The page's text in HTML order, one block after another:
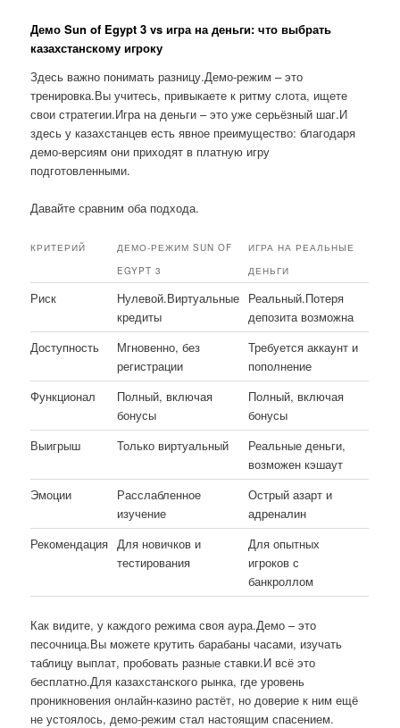
Демо Sun of Egypt 3 vs игра на деньги: что выбрать
казахстанскому игроку
Здесь важно понимать разницу.Демо-режим – это
тренировка.Вы учитесь, привыкаете к ритму слота, ищете
свои стратегии.Игра на деньги – это уже серьёзный шаг.И
здесь у казахстанцев есть явное преимущество: благодаря
демо-версиям они приходят в платную игру
подготовленными.
Давайте сравним оба подхода.
КРИТЕРИЙ
ДЕМО-РЕЖИМ SUN OF
EGYPT 3
ИГРА НА РЕАЛЬНЫЕ
ДЕНЬГИ
Риск
Нулевой.Виртуальные
кредиты
Реальный.Потеря
депозита возможна
Доступность
Мгновенно, без
регистрации
Требуется аккаунт и
пополнение
Функционал
Полный, включая
бонусы
Полный, включая
бонусы
Выигрыш
Только виртуальный
Реальные деньги,
возможен кэшаут
Эмоции
Расслабленное
изучение
Острый азарт и
адреналин
Рекомендация Для новичков и
тестирования
Для опытных
игроков с
банкроллом
Как видите, у каждого режима своя аура.Демо – это
песочница.Вы можете крутить барабаны часами, изучать
таблицу выплат, пробовать разные ставки.И всё это
бесплатно.Для казахстанского рынка, где уровень
проникновения онлайн-казино растёт, но доверие к ним ещё
не устоялось, демо-режим стал настоящим спасением.